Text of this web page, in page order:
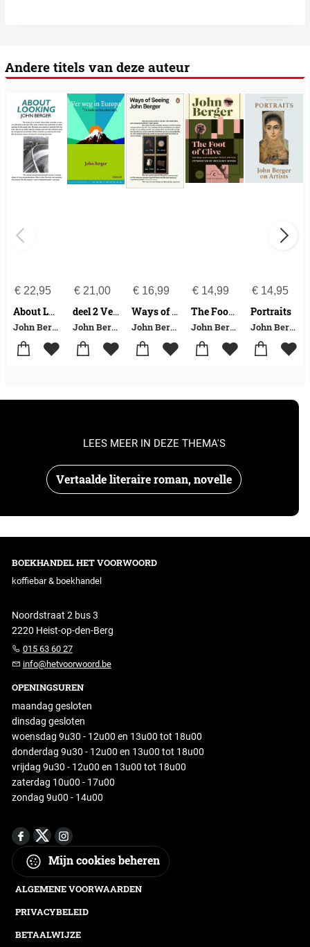
Andere titels van deze auteur
€22,95
About Looking
John Berger
€21,00
deel 2 Ver weg in Europa
John Berger
€ 16,99
Ways of Seeing
John Berger
€ 14,99
The Foot of Clive
John Berger
€14,95
Portraits
John Berger
Vertaalde literaire roman, novelle
LEES MEER IN DEZE THEMA'S
BOEKHANDEL HET VOORWOORD
koffiebar & boekhandel
Noordstraat 2 bus 3
2220 Heist-op-den-Berg
015 63 60 27
info@hetvoorwoord.be
OPENINGSUREN
maandag gesloten
dinsdag gesloten
woensdag 9u30 - 12u00 en 13u00 tot 18u00
donderdag 9u30 - 12u00 en 13u00 tot 18u00
vrijdag 9u30 - 12u00 en 13u00 tot 18u00
zaterdag 10u00 - 17u00
zondag 9u00 - 14u00
Mijn cookies beheren
ALGEMENE VOORWAARDEN
PRIVACYBELEID
BETAALWIJZE